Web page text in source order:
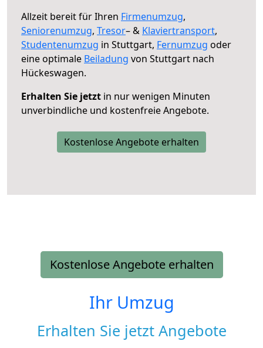
Allzeit bereit für Ihren Firmenumzug,
Seniorenumzug, Tresor– & Klaviertransport,
Studentenumzug in Stuttgart, Fernumzug oder
eine optimale Beiladung von Stuttgart nach
Hückeswagen.
Erhalten Sie jetzt in nur wenigen Minuten
unverbindliche und kostenfreie Angebote.
Kostenlose Angebote erhalten
Kostenlose Angebote erhalten
Ihr Umzug
Erhalten Sie jetzt Angebote